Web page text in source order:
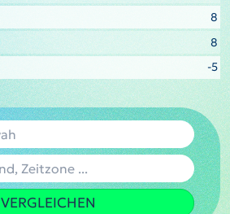
8
8
-5
VERGLEICHEN